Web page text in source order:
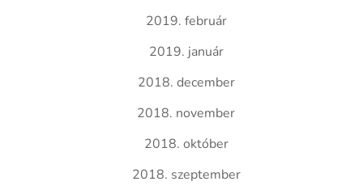
2019. február
2019. január
2018. december
2018. november
2018. október
2018. szeptember